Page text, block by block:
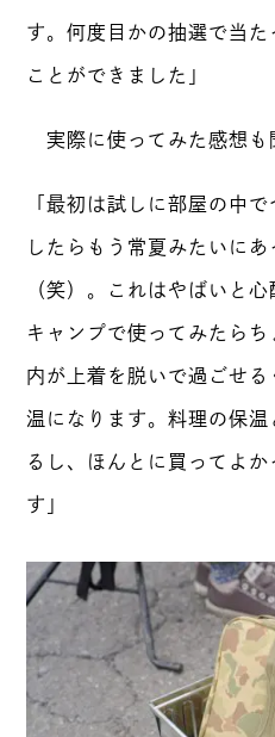
す。何度目かの抽選で当
ことができました」
実際に使ってみた感想も
「最初は試しに部屋の中
したらもう常夏みたいに
（笑）。これはやばいと
キャンプで使ってみたら
内が上着を脱いで過ごせ
温になります。料理の保温
るし、ほんとに買ってよ
す」